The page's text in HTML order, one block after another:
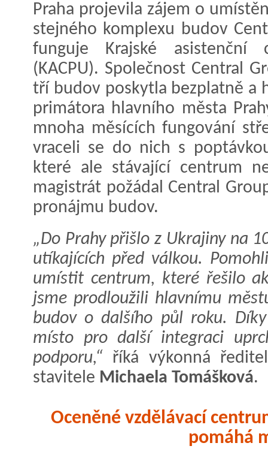
Praha projevila zájem o
stejného komplexu budov
funguje Krajské asistenční
(KACPU). Společnost Central
tří budov poskytla bezplatně a
primátora hlavního města
mnoha měsících fungování
vraceli se do nich s
které ale stávající centrum
magistrát požádal Central
pronájmu budov.
„Do Prahy přišlo z Ukrajiny na
utíkajících před válkou.
umístit centrum, které řešilo
jsme prodloužili hlavnímu
budov o dalšího půl roku.
místo pro další integraci
podporu,“ říká výkonná
stavitele Michaela Tomášková.
Oceněné vzdělávací
pomáhá